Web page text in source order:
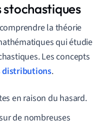
stochastiques
la théorie
qui étudie
Les concepts
distributions.
en raison du hasard.
de nombreuses